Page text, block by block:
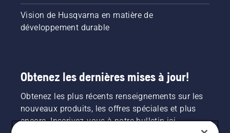
Vision de Husqvarna en matière de
développement durable
Obtenez les dernières mises à jour!
Obtenez les plus récents renseignements sur les
nouveaux produits, les offres spéciales et plus
encore. Inscrivez-vous à notre bulletin ici.